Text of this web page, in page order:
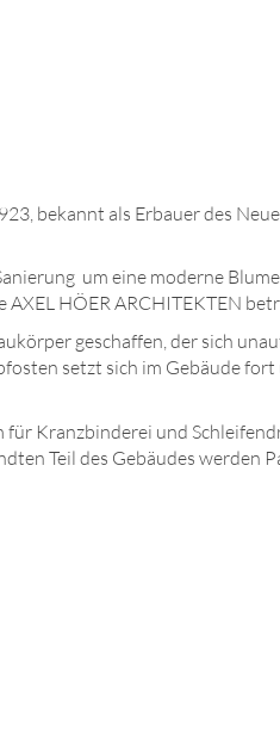
bekannt als Erbauer des
um eine moderne
HÖER ARCHITEKTEN
geschaffen, der sich
setzt sich im Gebäude fort
Kranzbinderei und
Teil des Gebäudes werden